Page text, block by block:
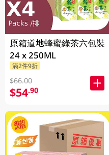
原箱道地蜂蜜綠茶六包裝
24 x 250ML
滿2件9折
$66.00
$54.90